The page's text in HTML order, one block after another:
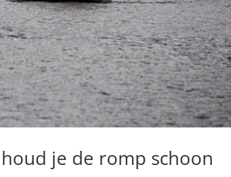
je de romp schoon